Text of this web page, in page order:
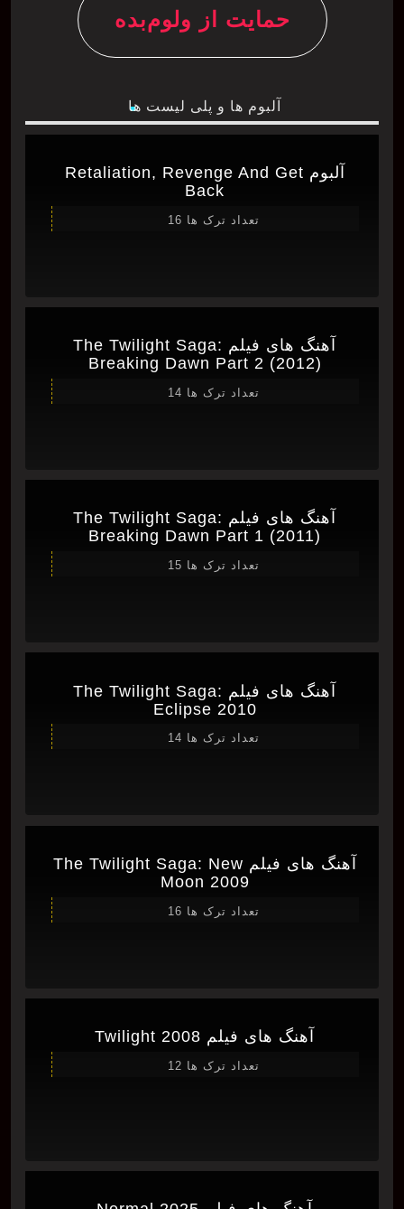
حمایت از ولوم‌بده
آلبوم ها و پلی لیست ها
آلبوم Retaliation, Revenge And Get
Back
تعداد ترک ها 16
آهنگ های فیلم The Twilight Saga:
Breaking Dawn Part 2 (2012)
تعداد ترک ها 14
آهنگ های فیلم The Twilight Saga:
Breaking Dawn Part 1 (2011)
تعداد ترک ها 15
آهنگ های فیلم The Twilight Saga:
Eclipse 2010
تعداد ترک ها 14
آهنگ های فیلم The Twilight Saga: New
Moon 2009
تعداد ترک ها 16
آهنگ های فیلم Twilight 2008
تعداد ترک ها 12